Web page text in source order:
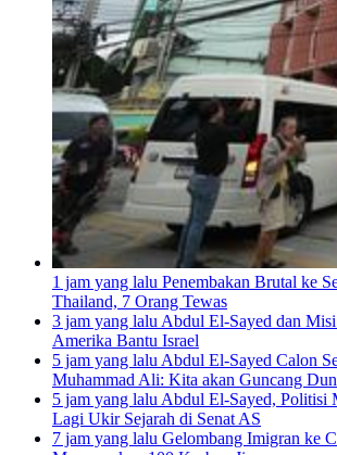
1 jam yang lalu Penembakan Brutal ke
Thailand, 7 Orang Tewas
3 jam yang laluAbdul El-Sayed dan
Amerika Bantu Israel
5 jam yang laluAbdul El-Sayed Calon
Muhammad Ali: Kita akan Guncang
5 jam yang laluAbdul El-Sayed, Politisi
Lagi Ukir Sejarah di Senat AS
7 jam yang lalu Gelombang Imigran ke